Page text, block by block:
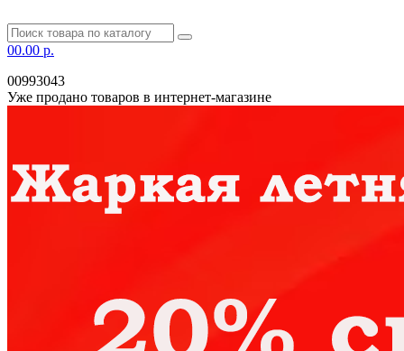
00.00 р.
00993043
Уже продано товаров в интернет-магазине